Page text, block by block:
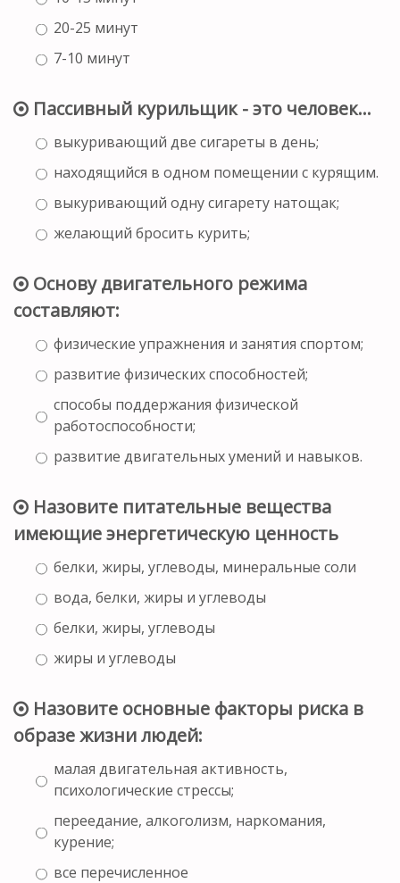
20-25 минут
7-10 минут
Пассивный курильщик - это человек…
выкуривающий две сигареты в день;
находящийся в одном помещении с курящим.
выкуривающий одну сигарету натощак;
желающий бросить курить;
Основу двигательного режима
составляют:
физические упражнения и занятия спортом;
развитие физических способностей;
способы поддержания физической
работоспособности;
развитие двигательных умений и навыков.
Назовите питательные вещества
имеющие энергетическую ценность
белки, жиры, углеводы, минеральные соли
вода, белки, жиры и углеводы
белки, жиры, углеводы
жиры и углеводы
Назовите основные факторы риска в
образе жизни людей:
малая двигательная активность,
психологические стрессы;
переедание, алкоголизм, наркомания,
курение;
все перечисленное